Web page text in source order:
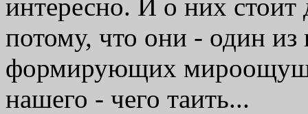
интересно. И о них стоит
потому, что они - один
формирующих
нашего - чего таить...